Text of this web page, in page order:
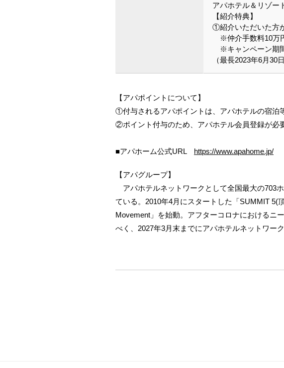
アパホテル＆リゾー
【紹介特典】
①紹介いただいた方
※仲介手数料10万
※キャンペーン期間
（最長2023年6月30
【アパポイントについて】
①付与されるアパポイントは、アパホテルの宿泊
②ポイント付与のため、アパホテル会員登録が必
■アパホーム公式URL https://www.apahome.jp/
【アパグループ】
アパホテルネットワークとして全国最大の703
ている。2010年4月にスタートした「SUMMIT 5(
Movement」を始動。アフターコロナにおけるニ
べく、2027年3月末までにアパホテルネットワー